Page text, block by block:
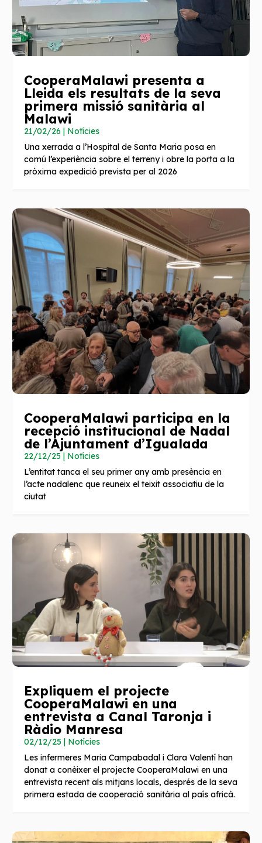
CooperaMalawi presenta a
Lleida els resultats de la seva
primera missió sanitària al
Malawi
21/02/26
Notícies
Una xerrada a l’Hospital de Santa Maria posa en
comú l’experiència sobre el terreny i obre la porta a la
pròxima expedició prevista per al 2026
CooperaMalawi participa en la
recepció institucional de Nadal
de l’Ajuntament d’Igualada
22/12/25| Notícies
L’entitat tanca el seu primer any amb presència en
l’acte nadalenc que reuneix el teixit associatiu de la
ciutat
Expliquem el projecte
CooperaMalawi en una
entrevista a Canal Taronja i
Ràdio Manresa
02/12/25| Notícies
Les infermeres Maria Campabadal i Clara Valentí han
donat a conèixer el projecte CooperaMalawi en una
entrevista recent als mitjans locals, després de la seva
primera estada de cooperació sanitària al país africà.